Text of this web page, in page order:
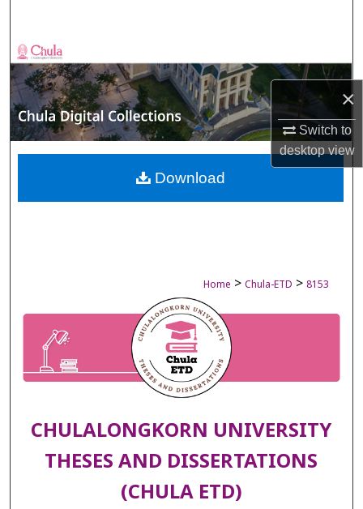
×
Switch to
desktopview
Browse Collections
My Account
About
Digital Commons Network™
Home > Chula-ETD > 8153
CHULALONGKORN UNIVERSITY
THESES AND DISSERTATIONS
(CHULA ETD)
Download